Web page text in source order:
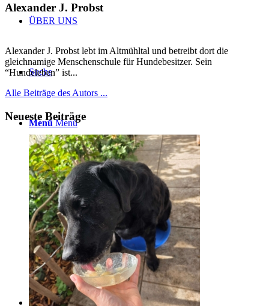
ÜBER UNS
Suche
Menü Menü
Alexander J. Probst
Alexander J. Probst lebt im Altmühltal und betreibt dort die
gleichnamige Menschenschule für Hundebesitzer. Sein
“Hundeleben” ist...
Alle Beiträge des Autors ...
Neueste Beiträge